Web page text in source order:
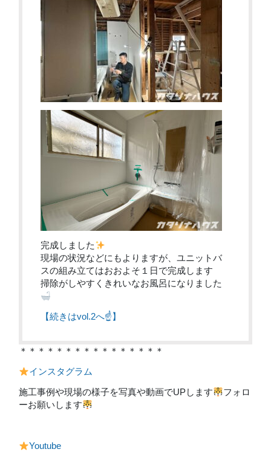
完成しました
現場の状況などにもよりますが、ユニットバ
スの組み立てはおおよそ１日で完成します
掃除がしやすくきれいなお風呂になりました
【続きはvol.2へ☝】
＊＊＊＊＊＊＊＊＊＊＊＊＊＊＊＊
インスタグラム
施工事例や現場の様子を写真や動画でUPします
フォロ
ーお願いします
Youtube